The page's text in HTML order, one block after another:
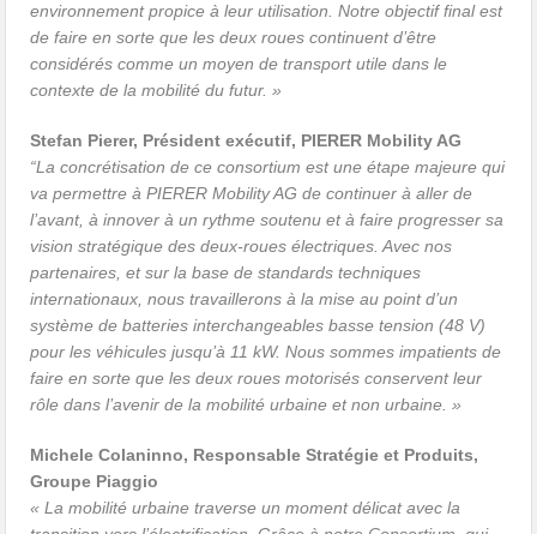
environnement propice à leur utilisation. Notre objectif final est
de faire en sorte que les deux roues continuent d’être
considérés comme un moyen de transport utile dans le
contexte de la mobilité du futur. »
Stefan Pierer, Président exécutif, PIERER Mobility AG
“La concrétisation de ce consortium est une étape majeure qui
va permettre à PIERER Mobility AG de continuer à aller de
l’avant, à innover à un rythme soutenu et à faire progresser sa
vision stratégique des deux-roues électriques. Avec nos
partenaires, et sur la base de standards techniques
internationaux, nous travaillerons à la mise au point d’un
système de batteries interchangeables basse tension (48 V)
pour les véhicules jusqu’à 11 kW. Nous sommes impatients de
faire en sorte que les deux roues motorisés conservent leur
rôle dans l’avenir de la mobilité urbaine et non urbaine. »
Michele Colaninno, Responsable Stratégie et Produits,
Groupe Piaggio
« La mobilité urbaine traverse un moment délicat avec la